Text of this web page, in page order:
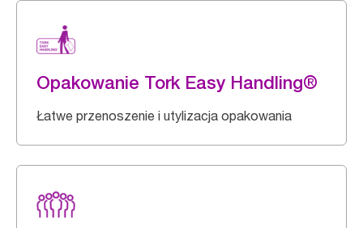
Opakowanie Tork Easy Handling®
Łatwe przenoszenie i utylizacja opakowania